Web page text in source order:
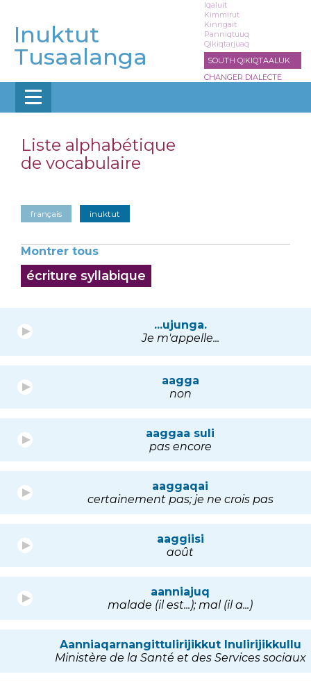
contenu
principal
Inuktut
Tusaalanga
Iqaluit
Kimmirut
Kinngait
Panniqtuuq
Qikiqtarjuaq
SOUTH QIKIQTAALUK
CHANGER DIALECTE
Liste alphabétique
de vocabulaire
français inuktut
Montrer tous
écriture syllabique
...ujunga.
Je m'appelle...
aagga
non
aaggaa suli
pas encore
aaggaqai
certainement pas; je ne crois pas
aaggiisi
août
aanniajuq
malade (il est...); mal (il a...)
Aanniaqarnangittulirijikkut Inulirijikkullu
Ministère de la Santé et des Services sociaux